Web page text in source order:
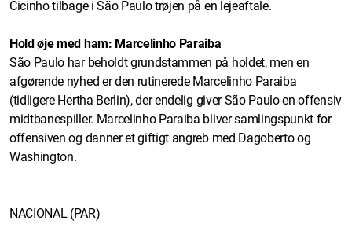
Cicinho tilbage i São Paulo trøjen på en lejeaftale.
Hold øje med ham: Marcelinho Paraiba
São Paulo har beholdt grundstammen på holdet, men en
afgørende nyhed er den rutinerede Marcelinho Paraiba
(tidligere Hertha Berlin), der endelig giver São Paulo en offensiv
midtbanespiller. Marcelinho Paraiba bliver samlingspunkt for
offensiven og danner et giftigt angreb med Dagoberto og
Washington.
NACIONAL (PAR)